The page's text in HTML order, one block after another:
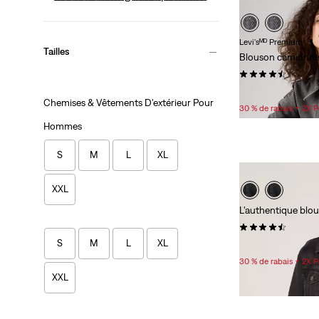
Tailles
Chemises & Vêtements D'extérieur Pour
Hommes
S M L XL
XXL
S M L XL
XXL
Levi'sᴹᴰ Premium
Blouson
(224)
30 % de rabais + 2X
L'authentique
30 % de rabais + 2X